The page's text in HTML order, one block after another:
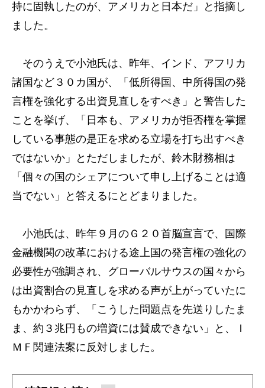
持に固執したのが、アメリカと日本だ」と指摘し
ました。
そのうえで小池氏は、昨年、インド、アフリカ
諸国など３０カ国が、「低所得国、中所得国の発
言権を強化する出資見直しをすべき」と警告した
ことを挙げ、「日本も、アメリカが拒否権を掌握
している事態の是正を求める立場を打ち出すべき
ではないか」とただしましたが、鈴木財務相は
「個々の国のシェアについて申し上げることは適
当でない」と答えるにとどまりました。
小池氏は、昨年９月のＧ２０首脳宣言で、国際
金融機関の改革における途上国の発言権の強化の
必要性が強調され、グローバルサウスの国々から
は出資割合の見直しを求める声が上がっていたに
もかかわらず、「こうした問題点を先送りしたま
ま、約３兆円もの増資には賛成できない」と、Ｉ
ＭＦ関連法案に反対しました。